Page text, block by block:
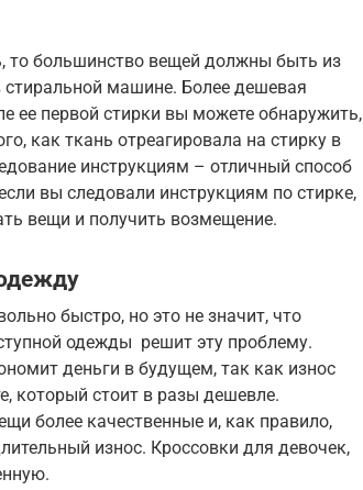
то большинство вещей должны быть из
машине. Более дешевая
ее первой стирки вы можете обнаружить,
как ткань отреагировала на стирку в
инструкциям – отличный способ
вы следовали инструкциям по стирке,
вещи и получить возмещение.
быстро, но это не значит, что
одежды решит эту проблему.
деньги в будущем, так как износ
который стоит в разы дешевле.
более качественные и, как правило,
износ. Кроссовки для девочек,